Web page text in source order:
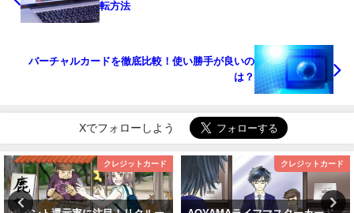
転方法
バーチャルカードを徹底比較！使い勝手が良いの
は？
Xでフォローしよう
クレジットカード クレジットカード